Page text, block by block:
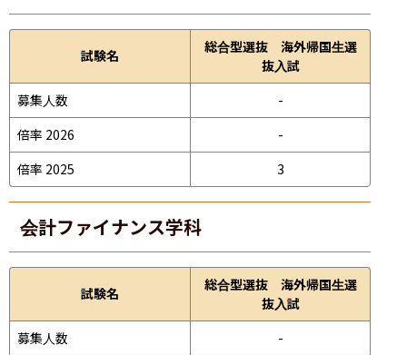
試験名
総合型選抜 海外帰国生選
抜入試
募集人数
-
倍率 2026
-
倍率 2025
3
会計ファイナンス学科
試験名
総合型選抜 海外帰国生選
抜入試
募集人数
-